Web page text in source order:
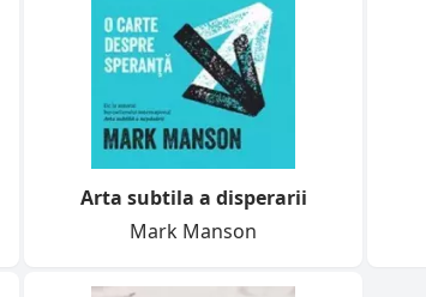
Arta subtila a disperarii
Mark Manson